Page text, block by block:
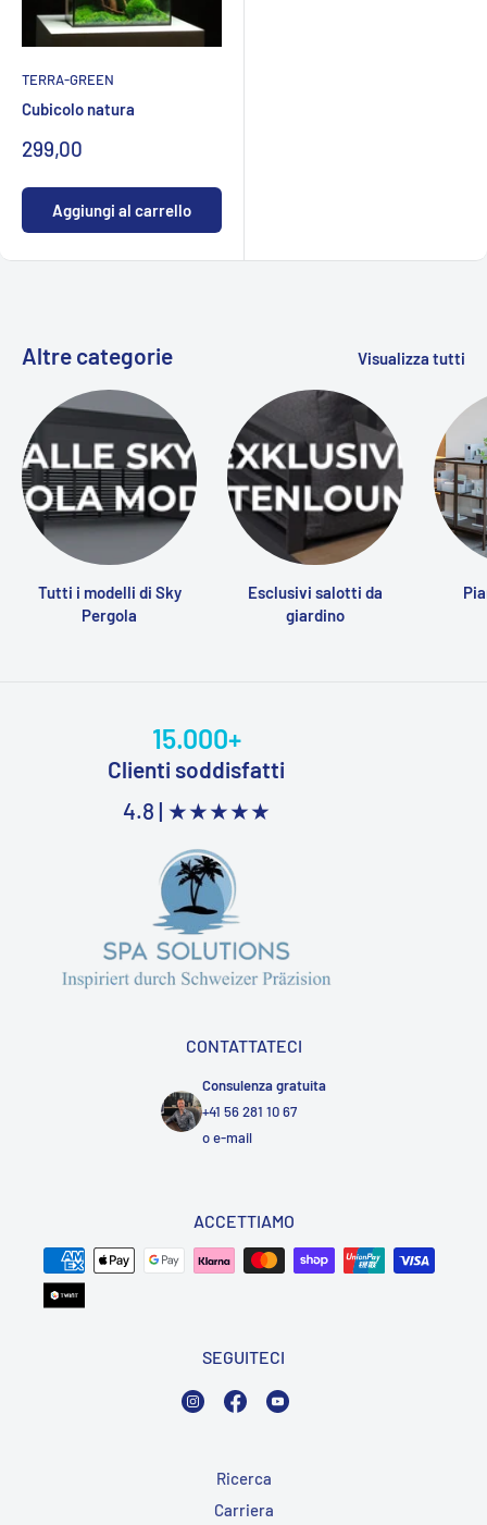
TERRA-GREEN
Cubicolo natura
Prezzo
299,00
Aggiungi al carrello
Altre categorie Visualizza tutti
Tutti i modelli di Sky
Pergola
Esclusivi salotti da
giardino
15.000+
Clienti soddisfatti
4.8 | ★★★★★
CONTATTATECI
Consulenza gratuita
+41 56 281 10 67
oe-mail
ACCETTIAMO
SEGUITECI
InstagramFacebook
Ricerca
Carriera